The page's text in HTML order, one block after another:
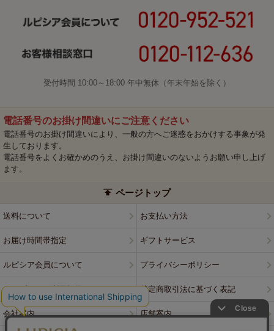
受付時間 10:00～18:00 年中無休（年末年始を除く）
電話番号のお掛け間違いにご注意ください
電話番号のお掛け間違いにより、一般の方へご迷惑をおかけする事象が発
生しております。
電話番号をよくお確かめのうえ、お掛け間違いのないようお願い申し上げ
ます。
ページトップ
送料について お支払い方法
お届け時間帯指定 ギフトサービス
ルピシア会員について プライバシーポリシー
ウェブサイト利用規約 特定商取引法に基づく表記
会社案内 店舗案内